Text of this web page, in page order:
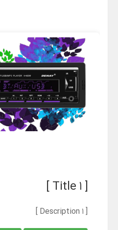
[ Title 1 ]
[ Description 1 ]